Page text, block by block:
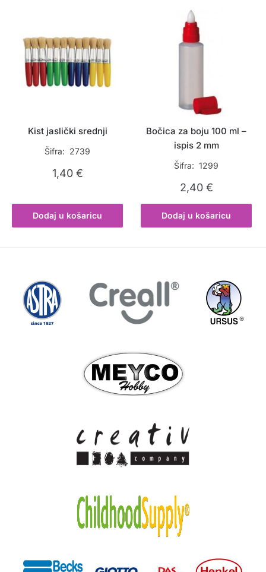
Kist jaslički srednji
Šifra: 2739
1,40 €
Dodaj u košaricu
Bočica za boju 100 ml –
ispis 2 mm
Šifra: 1299
2,40 €
Dodaj u košaricu